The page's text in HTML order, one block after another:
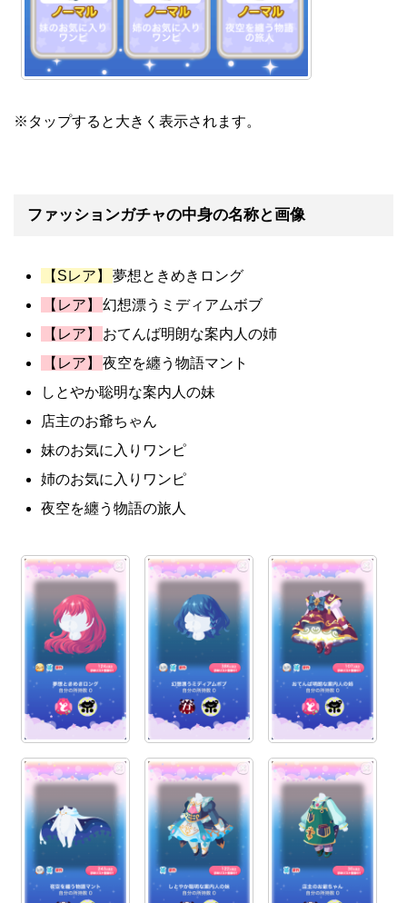
※タップすると大きく表示されます。
ファッションガチャの中身の名称と画像
【Sレア】
夢想ときめきロング
【レア】
幻想漂うミディアムボブ
【レア】
おてんば明朗な案内人の姉
【レア】
夜空を纏う物語マント
しとやか聡明な案内人の妹
店主のお爺ちゃん
妹のお気に入りワンピ
姉のお気に入りワンピ
夜空を纏う物語の旅人